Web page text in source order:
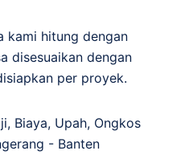
kami hitung dengan
disesuaikan dengan
per proyek.
, Biaya, Upah, Ongkos
- Banten